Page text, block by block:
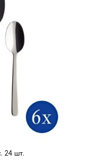
24 шт.